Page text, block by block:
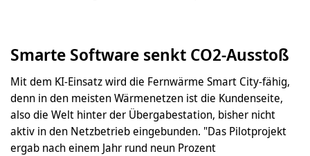
Smarte Software senkt CO2-Ausstoß
Mit dem KI-Einsatz wird die Fernwärme Smart City-fähig,
denn in den meisten Wärmenetzen ist die Kundenseite,
also die Welt hinter der Übergabestation, bisher nicht
aktiv in den Netzbetrieb eingebunden. "Das Pilotprojekt
ergab nach einem Jahr rund neun Prozent